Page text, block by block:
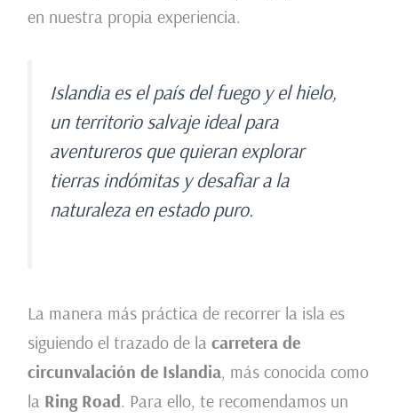
en nuestra propia experiencia.
Islandia es el país del fuego y el hielo,
un territorio salvaje ideal para
aventureros que quieran explorar
tierras indómitas y desafiar a la
naturaleza en estado puro.
La manera más práctica de recorrer la isla es
siguiendo el trazado de la carretera de
circunvalación de Islandia, más conocida como
la Ring Road. Para ello, te recomendamos un